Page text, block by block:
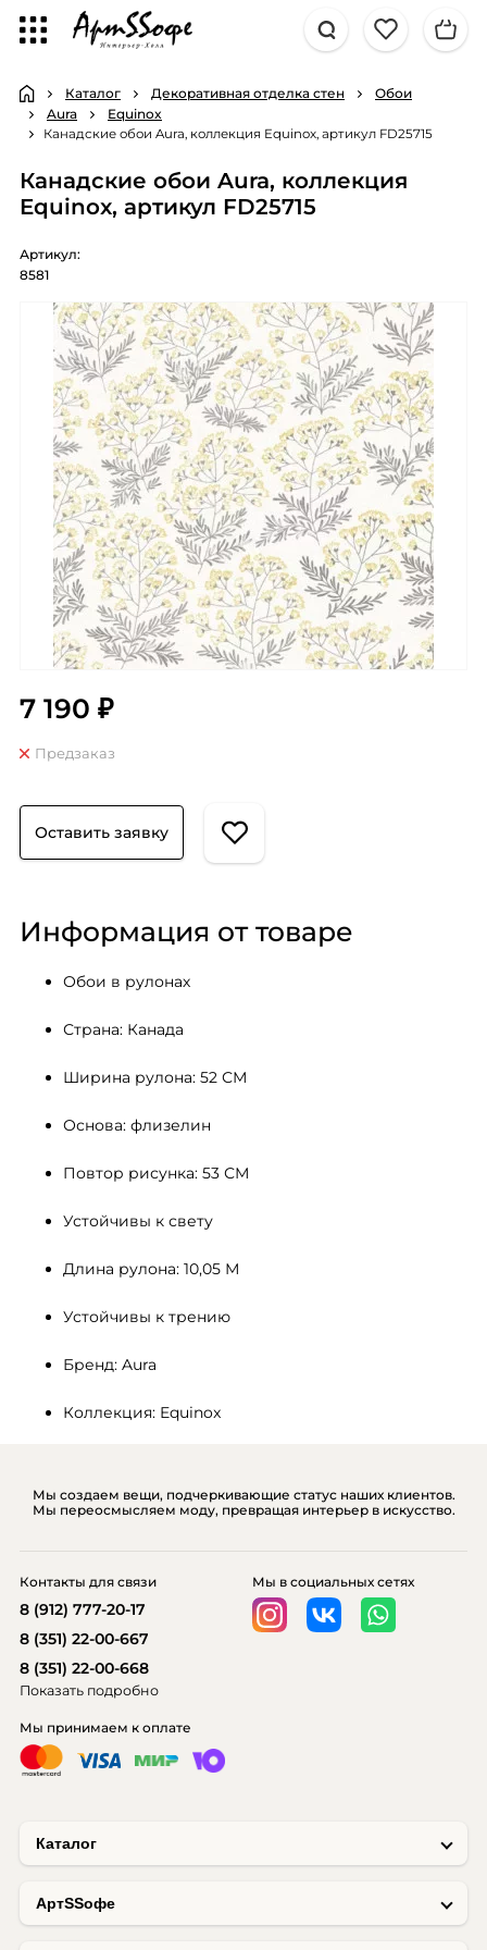
Каталог Декоративная отделка стен
Обои
Aura
Equinox
Канадские обои Aura, коллекция Equinox, артикул FD25715
Канадские обои Aura, коллекция
Equinox, артикул FD25715
Артикул:
8581
7 190 ₽
Предзаказ
Оставить заявку
Информация от товаре
Обои в рулонах
Страна: Канада
Ширина рулона: 52 СМ
Основа: флизелин
Повтор рисунка: 53 СМ
Устойчивы к свету
Длина рулона: 10,05 М
Устойчивы к трению
Бренд: Aura
Коллекция: Equinox
Мы создаем вещи, подчеркивающие статус наших клиентов.
Мы переосмысляем моду, превращая интерьер в искусство.
Каталог
AртSSофе
Мы принимаем к оплате
Мы в социальных сетях
Контакты для связи
8 (912) 777-20-17
8 (351) 22-00-667
8 (351) 22-00-668
Показать подробно